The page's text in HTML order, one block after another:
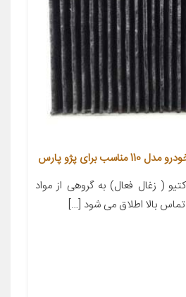
برای پژو پارس
( زغال فعال) به گروهی از مواد
بالا اطلاق می شود […]